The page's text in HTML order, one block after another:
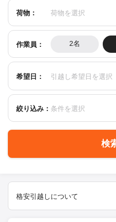
荷物： 荷物を選択
作業員： 2名
希望日： 引越し希望日を選択
絞り込み： 条件を選択
検
格安引越しについて